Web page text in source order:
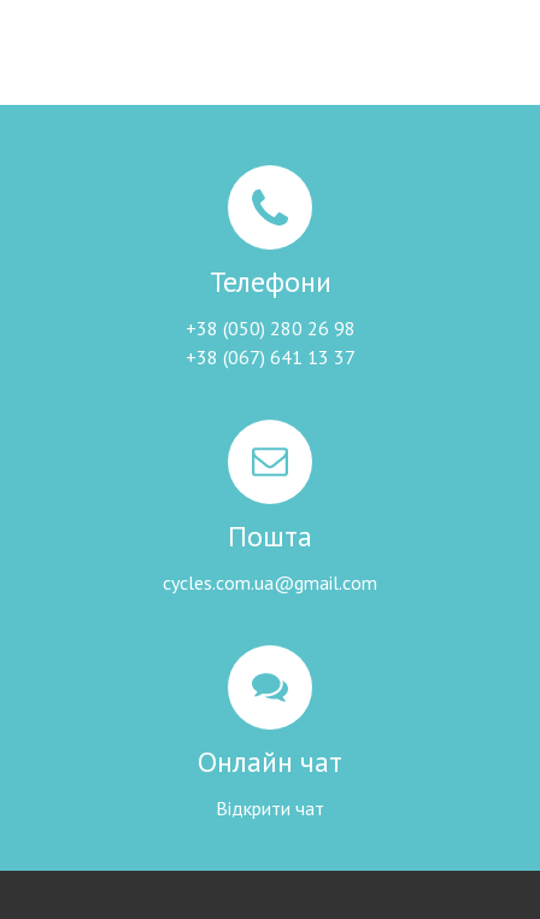
Телефони
+38 (050) 280 26 98
+38 (067) 641 13 37
Пошта
cycles.com.ua@gmail.com
Онлайн чат
Відкрити чат